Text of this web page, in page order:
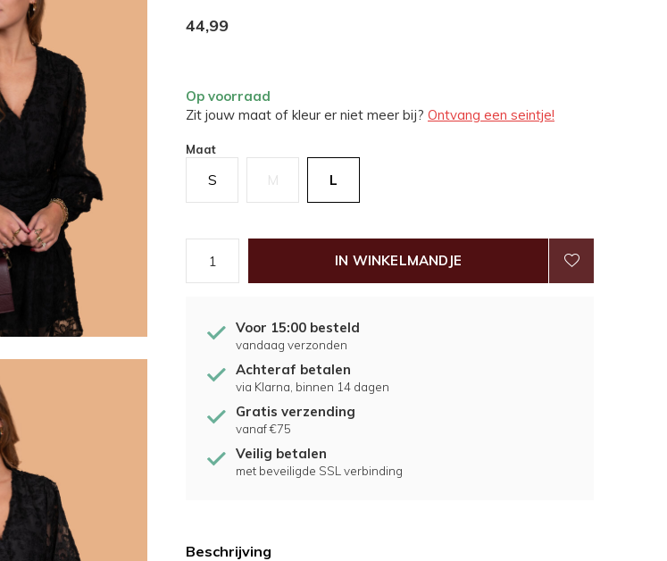
44,99
Op voorraad
Zit jouw maat of kleur er niet meer bij? Ontvang een seintje!
Maat
S M L
IN WINKELMANDJE
Voor 15:00 besteld
vandaag verzonden
Achteraf betalen
via Klarna, binnen 14 dagen
Gratis verzending
vanaf €75
Veilig betalen
met beveiligde SSL verbinding
Beschrijving